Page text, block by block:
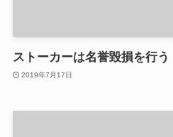
ストーカーは名誉毀損を行う
2019年7月17日